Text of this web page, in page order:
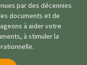
par des décennies
documents et de
à aider votre
à stimuler la